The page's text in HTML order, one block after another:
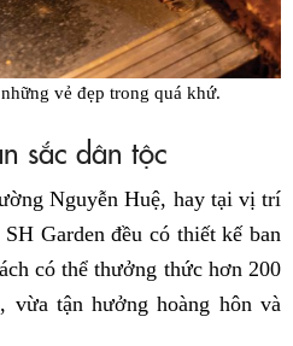
vẻ đẹp trong quá khứ.
sắc dân tộc
Nguyễn Huệ, hay tại vị trí
Garden đều có thiết kế ban
có thể thưởng thức hơn 200
vừa tận hưởng hoàng hôn và